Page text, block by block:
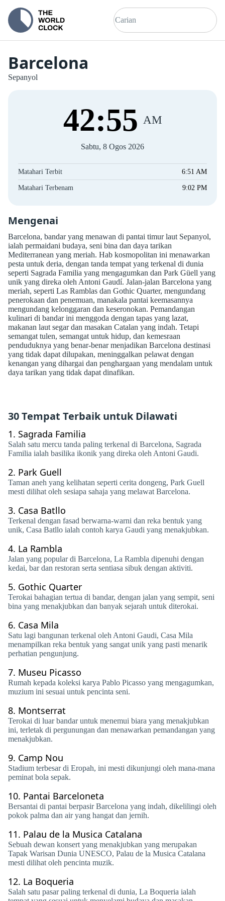
Barcelona
Sepanyol
42:55 AM
Sabtu, 8 Ogos 2026
Matahari Terbit 6:51 AM
Matahari Terbenam 9:02 PM
Mengenai
Barcelona, ​​bandar yang menawan di pantai timur laut Sepanyol,
ialah permaidani budaya, seni bina dan daya tarikan
Mediterranean yang meriah. Hab kosmopolitan ini menawarkan
pesta untuk deria, dengan tanda tempat yang terkenal di dunia
seperti Sagrada Familia yang mengagumkan dan Park Güell yang
unik yang direka oleh Antoni Gaudí. Jalan-jalan Barcelona yang
meriah, seperti Las Ramblas dan Gothic Quarter, mengundang
penerokaan dan penemuan, manakala pantai keemasannya
mengundang kelonggaran dan keseronokan. Pemandangan
kulinari di bandar ini menggoda dengan tapas yang lazat,
makanan laut segar dan masakan Catalan yang indah. Tetapi
semangat tulen, semangat untuk hidup, dan kemesraan
penduduknya yang benar-benar menjadikan Barcelona destinasi
yang tidak dapat dilupakan, meninggalkan pelawat dengan
kenangan yang dihargai dan penghargaan yang mendalam untuk
daya tarikan yang tidak dapat dinafikan.
30 Tempat Terbaik untuk Dilawati
1. Sagrada Familia
Salah satu mercu tanda paling terkenal di Barcelona, ​​Sagrada
Familia ialah basilika ikonik yang direka oleh Antoni Gaudi.
2. Park Guell
Taman aneh yang kelihatan seperti cerita dongeng, Park Guell
mesti dilihat oleh sesiapa sahaja yang melawat Barcelona.
3. Casa Batllo
Terkenal dengan fasad berwarna-warni dan reka bentuk yang
unik, Casa Batllo ialah contoh karya Gaudi yang menakjubkan.
4. La Rambla
Jalan yang popular di Barcelona, ​​La Rambla dipenuhi dengan
kedai, bar dan restoran serta sentiasa sibuk dengan aktiviti.
5. Gothic Quarter
Terokai bahagian tertua di bandar, dengan jalan yang sempit, seni
bina yang menakjubkan dan banyak sejarah untuk diterokai.
6. Casa Mila
Satu lagi bangunan terkenal oleh Antoni Gaudi, Casa Mila
menampilkan reka bentuk yang sangat unik yang pasti menarik
perhatian pengunjung.
7. Museu Picasso
Rumah kepada koleksi karya Pablo Picasso yang mengagumkan,
muzium ini sesuai untuk pencinta seni.
8. Montserrat
Terokai di luar bandar untuk menemui biara yang menakjubkan
ini, terletak di pergunungan dan menawarkan pemandangan yang
menakjubkan.
9. Camp Nou
Stadium terbesar di Eropah, ini mesti dikunjungi oleh mana-mana
peminat bola sepak.
10. Pantai Barceloneta
Bersantai di pantai berpasir Barcelona yang indah, dikelilingi oleh
pokok palma dan air yang hangat dan jernih.
11. Palau de la Musica Catalana
Sebuah dewan konsert yang menakjubkan yang merupakan
Tapak Warisan Dunia UNESCO, Palau de la Musica Catalana
mesti dilihat oleh pencinta muzik.
12. La Boqueria
Salah satu pasar paling terkenal di dunia, La Boqueria ialah